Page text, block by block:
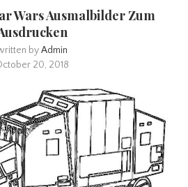
Wars Ausmalbilder Zum
byAdmin
20, 2018